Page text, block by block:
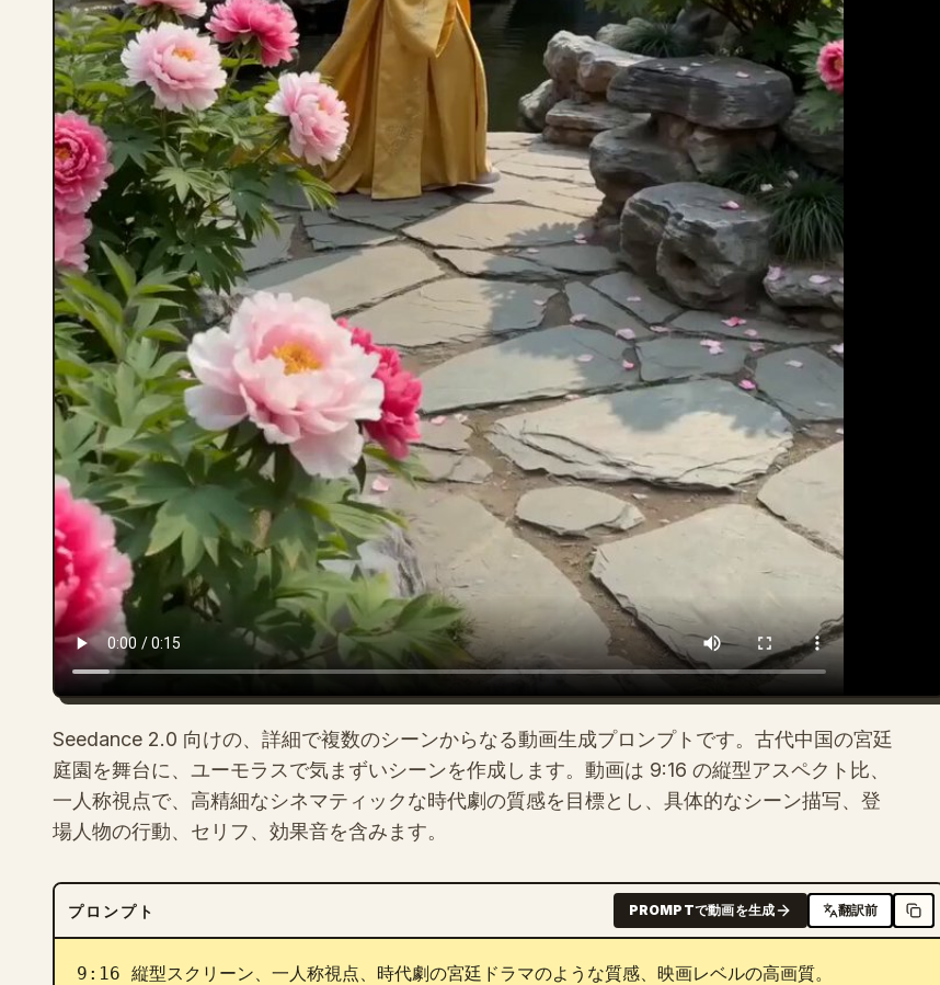
Seedance 2.0 向けの、詳細で複数のシーンからなる動画生成プロンプトです。古代中国の宮廷
庭園を舞台に、ユーモラスで気まずいシーンを作成します。動画は 9:16 の縦型アスペクト比、
一人称視点で、高精細なシネマティックな時代劇の質感を目標とし、具体的なシーン描写、登
場人物の行動、セリフ、効果音を含みます。
プロンプト PROMPTで動画を生成 翻訳前
9:16 縦型スクリーン、一人称視点、時代劇の宮廷ドラマのような質感、映画レベルの高画質。